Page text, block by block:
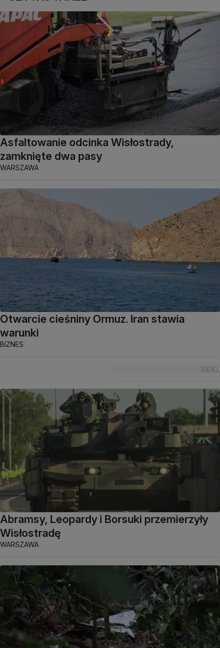
Asfaltowanie odcinka Wisłostrady,
zamknięte dwa pasy
WARSZAWA
Otwarcie cieśniny Ormuz. Iran stawia
warunki
BIZNES
Abramsy, Leopardy i Borsuki przemierzyły
Wisłostradę
WARSZAWA